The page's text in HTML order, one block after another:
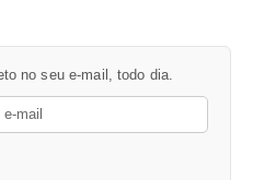
no seu e-mail, todo dia.